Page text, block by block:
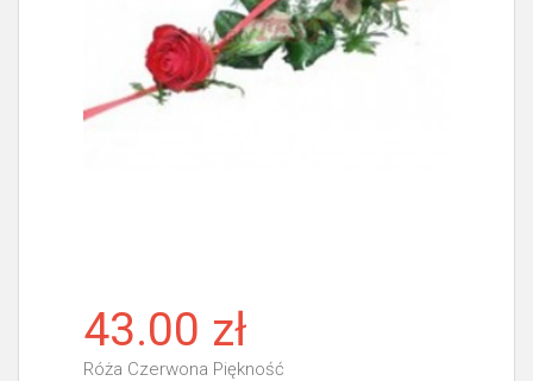
43.00 zł
Róża Czerwona Piękność